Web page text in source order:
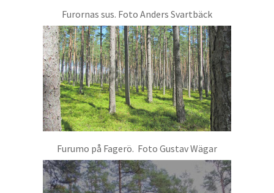
Furornas sus. Foto Anders Svartbäck
Furumo på Fagerö. Foto Gustav Wägar